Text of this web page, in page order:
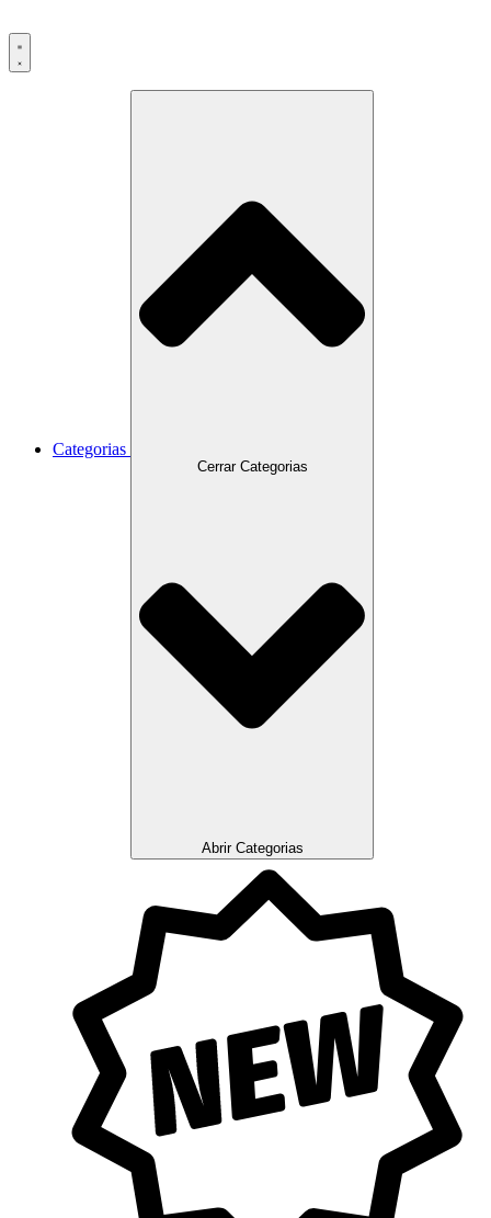
Categorias
Cerrar Categorias
Abrir Categorias